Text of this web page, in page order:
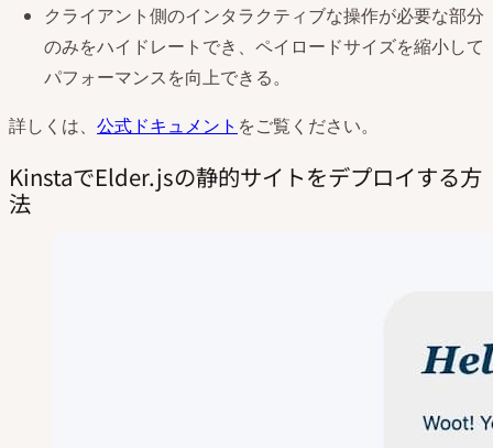
クライアント側のインタラクティブな操作が必要な部分
のみをハイドレートでき、ペイロードサイズを縮小して
パフォーマンスを向上できる。
詳しくは、 公式ドキュメント をご覧ください。
KinstaでElder.jsの静的サイトをデプロイする方
法